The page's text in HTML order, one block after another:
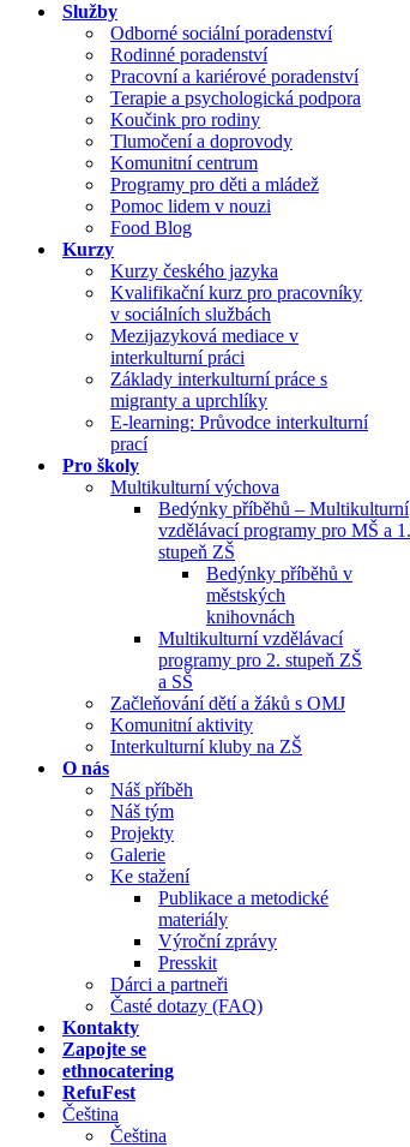
Služby
Odborné sociální poradenství
Rodinné poradenství
Pracovní a kariérové poradenství
Terapie a psychologická podpora
Koučink pro rodiny
Tlumočení a doprovody
Komunitní centrum
Programy pro děti a mládež
Pomoc lidem v nouzi
Food Blog
Kurzy
Kurzy českého jazyka
Kvalifikační kurz pro pracovníky
v sociálních službách
Mezijazyková mediace v
interkulturní práci
Základy interkulturní práce s
migranty a uprchlíky
E-learning: Průvodce interkulturní
prací
Pro školy
Multikulturní výchova
Bedýnky příběhů – Multikulturní
vzdělávací programy pro MŠ a 1.
stupeň ZŠ
Bedýnky příběhů v
městských
knihovnách
Multikulturní vzdělávací
programy pro 2. stupeň ZŠ
a SŠ
Začleňování dětí a žáků s OMJ
Komunitní aktivity
Interkulturní kluby na ZŠ
O nás
Náš příběh
Náš tým
Projekty
Galerie
Ke stažení
Publikace a metodické
materiály
Výroční zprávy
Presskit
Dárci a partneři
Časté dotazy (FAQ)
Kontakty
Zapojte se
ethnocatering
RefuFest
Čeština
Čeština